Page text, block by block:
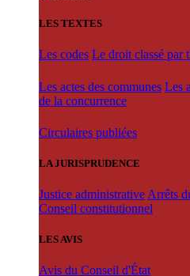
LES TEXTES
Les codes Le droit classé par
Les actes des communes Les
de la concurrence
Circulaires publiées
LA JURISPRUDENCE
Justice administrative Arrêts
Conseil constitutionnel
LES AVIS
Avis du Conseil d'État